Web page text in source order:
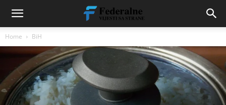
Home BiH